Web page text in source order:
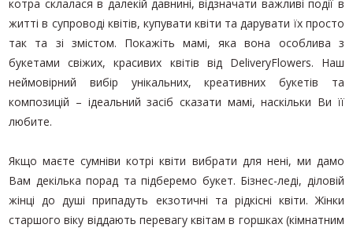
котра склалася в далекій давнині, відзначати важливі події в
житті в супроводі квітів, купувати квіти та дарувати їх просто
так та зі змістом. Покажіть мамі, яка вона особлива з
букетами свіжих, красивих квітів від DeliveryFlowers. Наш
неймовірний вибір унікальних, креативних букетів та
композицій – ідеальний засіб сказати мамі, наскільки Ви її
любите.
Якщо маєте сумніви котрі квіти вибрати для нені, ми дамо
Вам декілька порад та підберемо букет. Бізнес-леді, діловій
жінці до душі припадуть екзотичні та рідкісні квіти. Жінки
старшого віку віддають перевагу квітам в горшках (кімнатним